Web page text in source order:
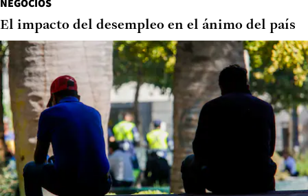
NEGOCIOS
El impacto del desempleo en el ánimo del país